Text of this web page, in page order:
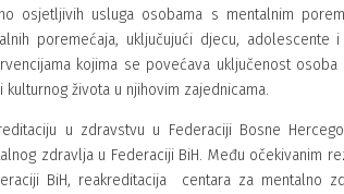
osjetljivih usluga osobama s mentalnim
poremećaja, uključujući djecu,
kojima se povećava uključenost
života u njihovim zajednicama.
u zdravstvu u Federaciji Bosne
zdravlja u Federaciji BiH. Među očekivanim
BiH, reakreditacija centara za mentalno